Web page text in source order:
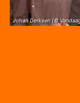
Johan Derksen (©